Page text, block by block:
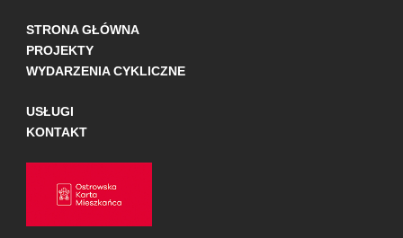
STRONA GŁÓWNA
PROJEKTY
WYDARZENIA CYKLICZNE
USŁUGI
KONTAKT